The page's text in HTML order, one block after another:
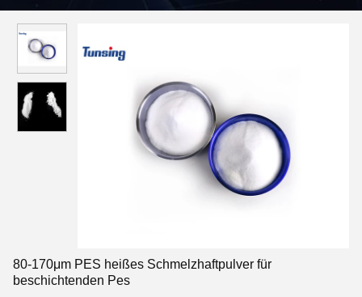
80-170μm PES heißes Schmelzhaftpulver für
beschichtenden Pes